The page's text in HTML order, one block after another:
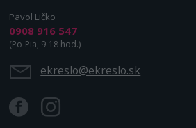
Pavol Ličko
0908 916 547
(Po-Pia, 9-18 hod.)
ekreslo@ekreslo.sk